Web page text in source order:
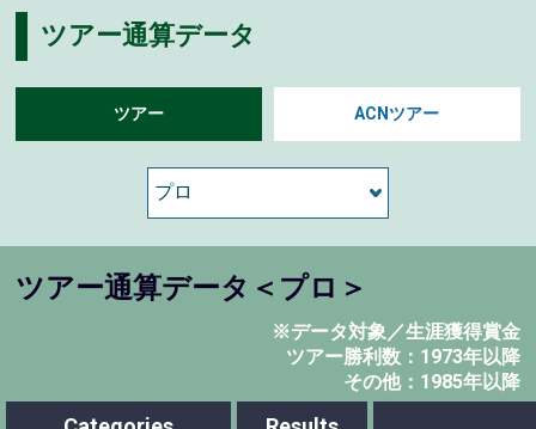
ツアー通算データ
ツアー ACNツアー
ツアー通算データ＜プロ＞
※データ対象／生涯獲得賞金
ツアー勝利数：1973年以降
その他：1985年以降